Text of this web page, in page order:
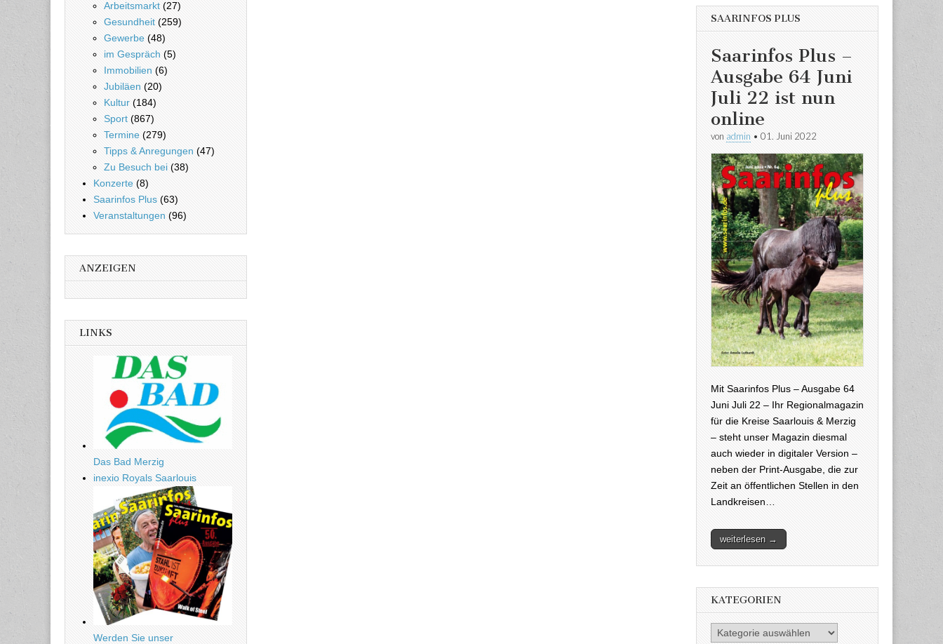
Arbeitsmarkt (27)
Gesundheit (259)
Gewerbe (48)
im Gespräch (5)
Immobilien (6)
Jubiläen (20)
Kultur (184)
Sport (867)
Termine (279)
Tipps & Anregungen (47)
Zu Besuch bei (38)
Konzerte (8)
Saarinfos Plus (63)
Veranstaltungen (96)
ANZEIGEN
LINKS
Das Bad Merzig
inexio Royals Saarlouis
Werden Sie unser
SAARINFOS PLUS
Saarinfos Plus –
Ausgabe 64 Juni
Juli 22 ist nun
online
von admin • 01. Juni 2022
Mit Saarinfos Plus – Ausgabe 64
Juni Juli 22 – Ihr Regionalmagazin
für die Kreise Saarlouis & Merzig
– steht unser Magazin diesmal
auch wieder in digitaler Version –
neben der Print-Ausgabe, die zur
Zeit an öffentlichen Stellen in den
Landkreisen…
weiterlesen →
KATEGORIEN
Kategorien